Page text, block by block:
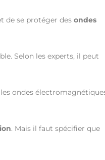
de se protéger des ondes
Selon les experts, il peut
ondes
. Mais il faut spécifier que